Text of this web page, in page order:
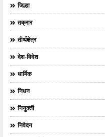
जिल्हा
तक्रार
तीर्थक्षेत्र
देश-विदेश
धार्मिक
निधन
नियुक्ती
निवेदन